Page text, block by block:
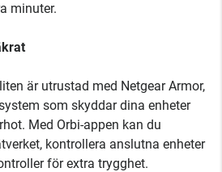
minuter.
är utrustad med Netgear Armor,
som skyddar dina enheter
Med Orbi-appen kan du
kontrollera anslutna enheter
för extra trygghet.